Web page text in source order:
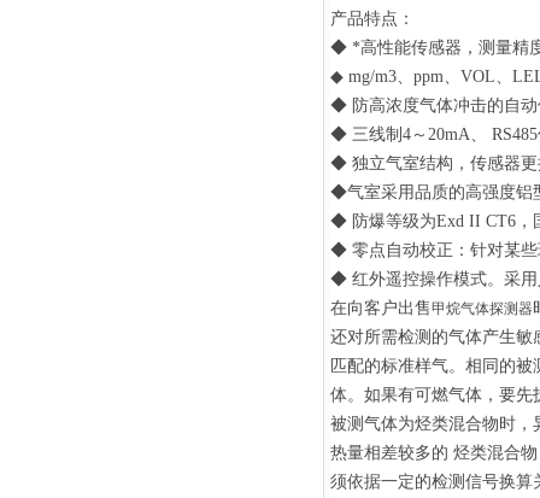
产品特点：
◆ *高性能传感器，测量精
◆ mg/m3、ppm、VOL、
◆ 防高浓度气体冲击的自
◆ 三线制4～20mA、
◆ 独立气室结构，传感器
◆气室采用品质的高强度铝
◆ 防爆等级为Exd II CT6，
◆ 零点自动校正：针对某
◆ 红外遥控操作模式。采用
在向客户出售甲烷气体探测器
还对所需检测的气体产生
匹配的标准样气。相同的
体。如果有可燃气体，要
被测气体为烃类混合物时
热量相差较多的 烃类混合
须依据一定的检测信号换算